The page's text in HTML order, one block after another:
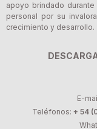
apoyo brindado
personal por su
crecimiento y desarrollo.
E-
Teléfonos: + 54